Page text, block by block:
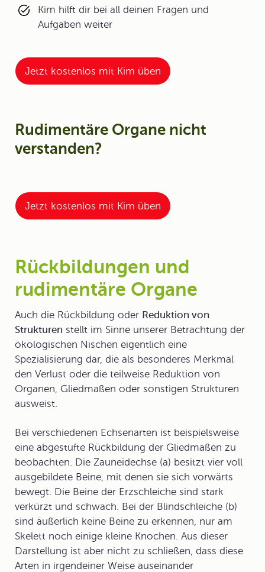
Kim hilft dir bei all deinen Fragen und
Aufgaben weiter
Jetzt kostenlos mit Kim üben
Rudimentäre Organe nicht
verstanden?
Jetzt kostenlos mit Kim üben
Rückbildungen und
rudimentäre Organe
Auch die Rückbildung oder Reduktion von
Strukturen stellt im Sinne unserer Betrachtung der
ökologischen Nischen eigentlich eine
Spezialisierung dar, die als besonderes Merkmal
den Verlust oder die teilweise Reduktion von
Organen, Gliedmaßen oder sonstigen Strukturen
ausweist.
Bei verschiedenen Echsenarten ist beispielsweise
eine abgestufte Rückbildung der Gliedmaßen zu
beobachten. Die Zauneidechse (a) besitzt vier voll
ausgebildete Beine, mit denen sie sich vorwärts
bewegt. Die Beine der Erzschleiche sind stark
verkürzt und schwach. Bei der Blindschleiche (b)
sind äußerlich keine Beine zu erkennen, nur am
Skelett noch einige kleine Knochen. Aus dieser
Darstellung ist aber nicht zu schließen, dass diese
Arten in irgendeiner Weise auseinander